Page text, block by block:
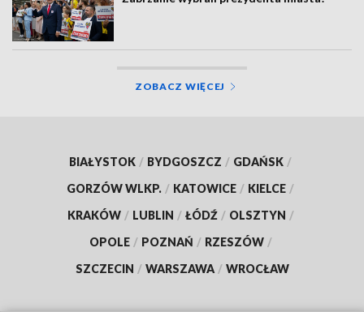
ZOBACZ WIĘCEJ
BIAŁYSTOK / BYDGOSZCZ / GDAŃSK /
GORZÓW WLKP. / KATOWICE / KIELCE /
KRAKÓW / LUBLIN / ŁÓDŹ / OLSZTYN /
OPOLE / POZNAŃ / RZESZÓW /
SZCZECIN / WARSZAWA / WROCŁAW